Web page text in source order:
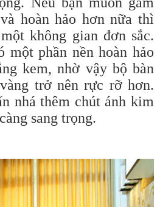
hoàn hảo hơn nữa thì
không gian đơn sắc.
một phần nền hoàn hảo
kem, nhờ vậy bộ bàn
trở nên rực rỡ hơn.
nhá thêm chút ánh kim
sang trọng.